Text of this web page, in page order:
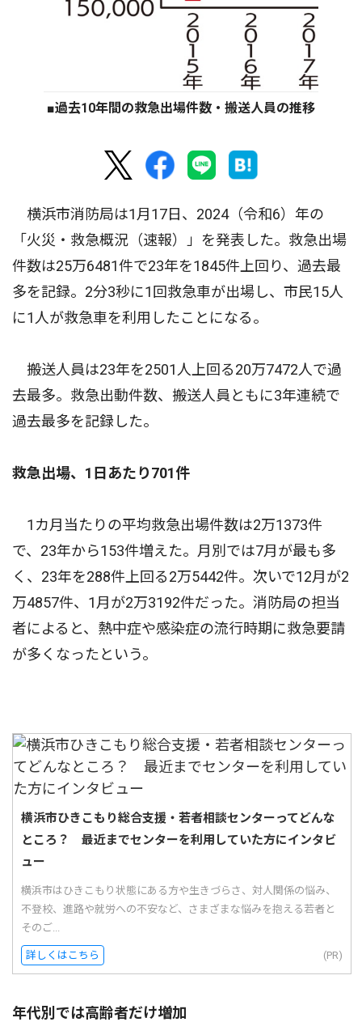
■過去10年間の救急出場件数・搬送人員の推移
横浜市消防局は1月17日、2024（令和6）年の
「火災・救急概況（速報）」を発表した。救急出場
件数は25万6481件で23年を1845件上回り、過去最
多を記録。2分3秒に1回救急車が出場し、市民15人
に1人が救急車を利用したことになる。
搬送人員は23年を2501人上回る20万7472人で過
去最多。救急出動件数、搬送人員ともに3年連続で
過去最多を記録した。
救急出場、1日あたり701件
1カ月当たりの平均救急出場件数は2万1373件
で、23年から153件増えた。月別では7月が最も多
く、23年を288件上回る2万5442件。次いで12月が2
万4857件、1月が2万3192件だった。消防局の担当
者によると、熱中症や感染症の流行時期に救急要請
が多くなったという。
横浜市ひきこもり総合支援・若者相談センターってどんな
ところ？ 最近までセンターを利用していた方にインタビ
ュー
横浜市はひきこもり状態にある方や生きづらさ、対人関係の悩み、
不登校、進路や就労への不安など、さまざまな悩みを抱える若者と
そのご...
詳しくはこちら (PR)
年代別では高齢者だけ増加